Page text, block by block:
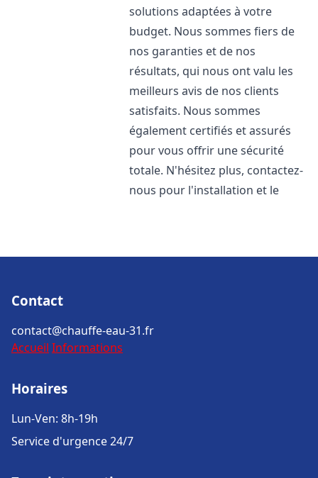
solutions adaptées à votre
budget. Nous sommes fiers de
nos garanties et de nos
résultats, qui nous ont valu les
meilleurs avis de nos clients
satisfaits. Nous sommes
également certifiés et assurés
pour vous offrir une sécurité
totale. N'hésitez plus, contactez-
nous pour l'installation et le
Contact
contact@chauffe-eau-31.fr
Accueil Informations
Horaires
Lun-Ven: 8h-19h
Service d'urgence 24/7